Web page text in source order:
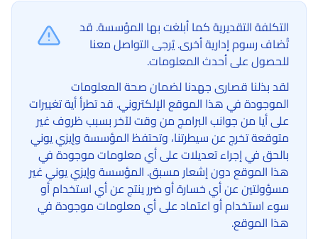
التكلفة التقديرية كما أبلغت بها المؤسسة. قد
تُضاف رسوم إدارية أخرى. يُرجى التواصل معنا
للحصول على أحدث المعلومات.
لقد بذلنا قصارى جهدنا لضمان صحة المعلومات
الموجودة في هذا الموقع الإلكتروني. قد تطرأ أية تغييرات
على أيا من جوانب البرامج من وقت لآخر بسبب ظروف غير
متوقعة تخرج عن سيطرتنا، وتحتفظ المؤسسة وإيزي يوني
بالحق في إجراء تعديلات على أي معلومات موجودة في
هذا الموقع دون إشعار مسبق. المؤسسة وإيزي يوني غير
مسؤولتين عن أي خسارة أو ضرر ينتج عن أي استخدام أو
سوء استخدام أو اعتماد على أي معلومات موجودة في
هذا الموقع.